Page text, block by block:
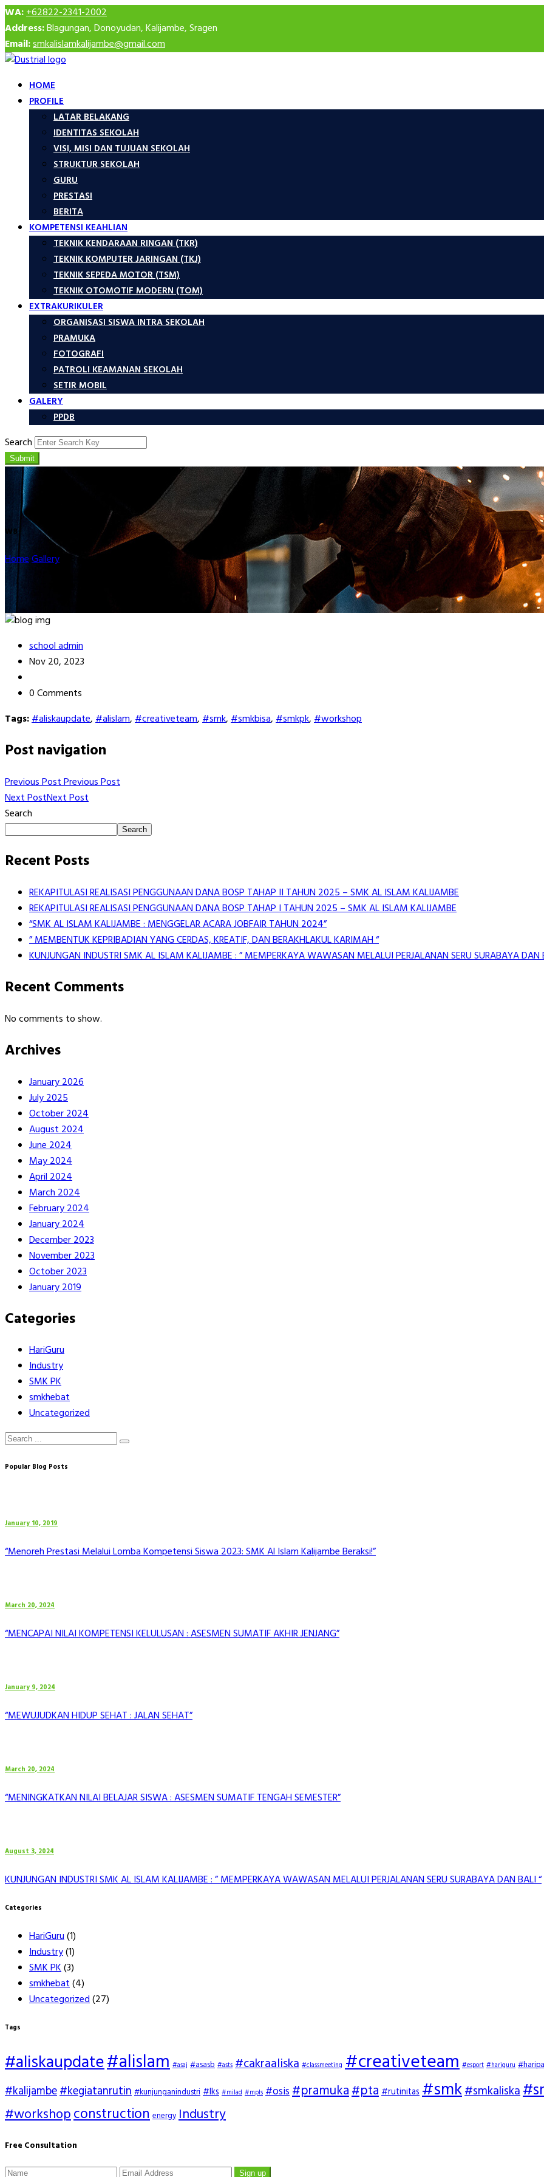
WA:+62822-2341-2002
Address:Blagungan, Donoyudan, Kalijambe, Sragen
Email:smkalislamkalijambe@gmail.com
HOME
PROFILE
LATAR BELAKANG
IDENTITAS SEKOLAH
VISI, MISI DAN TUJUAN SEKOLAH
STRUKTUR SEKOLAH
GURU
PRESTASI
BERITA
KOMPETENSI KEAHLIAN
TEKNIK KENDARAAN RINGAN (TKR)
TEKNIK KOMPUTER JARINGAN (TKJ)
TEKNIK SEPEDA MOTOR (TSM)
TEKNIK OTOMOTIF MODERN (TOM)
EXTRAKURIKULER
ORGANISASI SISWA INTRA SEKOLAH
PRAMUKA
FOTOGRAFI
PATROLI KEAMANAN SEKOLAH
SETIR MOBIL
GALERY
PPDB
Search
Submit
W8
HomeGallery w8
school admin
Nov 20, 2023
0 Comments
Tags:#aliskaupdate,#alislam,#creativeteam,#smk,#smkbisa,#smkpk,#workshop
Post navigation
Previous PostPrevious Post
Next PostNext Post
Search
Search
Recent Posts
REKAPITULASI REALISASI PENGGUNAAN DANA BOSP TAHAP II TAHUN 2025 – SMK AL ISLAM KALIJAMBE
REKAPITULASI REALISASI PENGGUNAAN DANA BOSP TAHAP I TAHUN 2025 – SMK AL ISLAM KALIJAMBE
“SMK AL ISLAM KALIJAMBE : MENGGELAR ACARA JOBFAIR TAHUN 2024”
” MEMBENTUK KEPRIBADIAN YANG CERDAS, KREATIF, DAN BERAKHLAKUL KARIMAH “
KUNJUNGAN INDUSTRI SMK AL ISLAM KALIJAMBE : ” MEMPERKAYA WAWASAN MELALUI PERJALANAN SERU SURABAYA DAN
Recent Comments
No comments to show.
Archives
January 2026
July 2025
October 2024
August 2024
June 2024
May 2024
April 2024
March 2024
February 2024
January 2024
December 2023
November 2023
October 2023
January 2019
Categories
HariGuru
Industry
SMK PK
smkhebat
Uncategorized
Popular Blog Posts
January 10, 2019
“Menoreh Prestasi Melalui Lomba Kompetensi Siswa 2023: SMK Al Islam Kalijambe Beraksi!”
March 20, 2024
“MENCAPAI NILAI KOMPETENSI KELULUSAN : ASESMEN SUMATIF AKHIR JENJANG”
January 9, 2024
“MEWUJUDKAN HIDUP SEHAT : JALAN SEHAT”
March 20, 2024
“MENINGKATKAN NILAI BELAJAR SISWA : ASESMEN SUMATIF TENGAH SEMESTER”
August 3, 2024
KUNJUNGAN INDUSTRI SMK AL ISLAM KALIJAMBE : ” MEMPERKAYA WAWASAN MELALUI PERJALANAN SERU SURABAYA DAN BALI “
Categories
HariGuru(1)
Industry(1)
SMK PK(3)
smkhebat(4)
Uncategorized(27)
Tags
#aliskaupdate#alislam #asaj #asasb #asts #cakraaliska #classmeeting #creativeteam #esport #hariguru
#kalijambe#kegiatanrutin#kunjunganindustri#lks #milad #mpls #osis#pramuka#pta#rutinitas#smk#smkaliska
#workshopconstructionenergyIndustry
Free Consultation
Sign up